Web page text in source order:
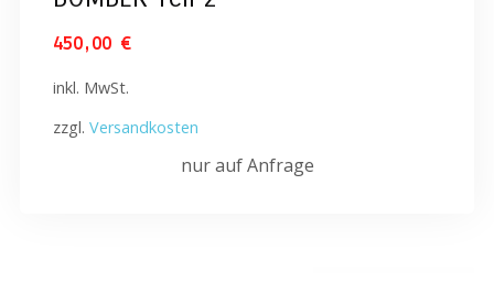
450,00 €
inkl. MwSt.
zzgl. Versandkosten
nur auf Anfrage